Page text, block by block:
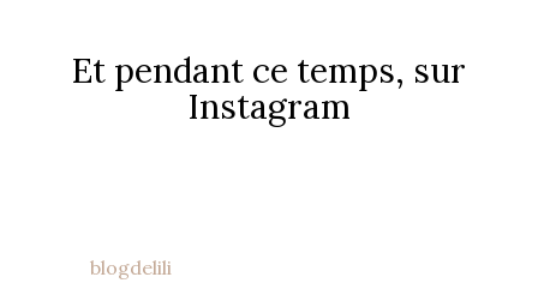
Et pendant ce temps, sur
Instagram
blogdelili